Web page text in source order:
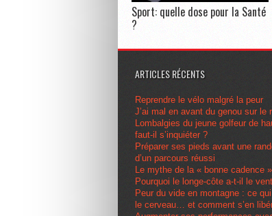
Sport: quelle dose pour la Santé
?
ARTICLES RÉCENTS
Reprendre le vélo malgré la peur
J’ai mal en avant du genou sur le
Lombalgies du jeune golfeur de
faut-il s’inquiéter ?
Préparer ses pieds avant une
d’un parcours réussi
Le mythe de la « bonne cadence
Pourquoi le longe-côte a-t-il le
Peur du vide en montagne : ce
le cerveau… et comment s’en